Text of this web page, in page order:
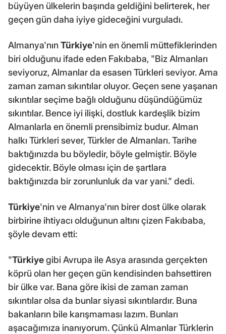
büyüyen ülkelerin başında geldiğini belirterek, her
geçen gün daha iyiye gideceğini vurguladı.
Almanya'nınTürkiye'nin en önemli müttefiklerinden
biri olduğunu ifade eden Fakıbaba, "Biz Almanları
seviyoruz, Almanlar da esasen Türkleri seviyor. Ama
zaman zaman sıkıntılar oluyor. Geçen sene yaşanan
sıkıntılar seçime bağlı olduğunu düşündüğümüz
sıkıntılar. Bence iyi ilişki, dostluk kardeşlik bizim
Almanlarla en önemli prensibimiz budur. Alman
halkı Türkleri sever, Türkler de Almanları. Tarihe
baktığınızda bu böyledir, böyle gelmiştir. Böyle
gidecektir. Böyle olması için de şartlara
baktığınızda bir zorunlunluk da var yani." dedi.
Türkiye'nin ve Almanya'nın birer dost ülke olarak
birbirine ihtiyacı olduğunun altını çizen Fakıbaba,
şöyle devam etti:
"Türkiyegibi Avrupa ile Asya arasında gerçekten
köprü olan her geçen gün kendisinden bahsettiren
bir ülke var. Bana göre ikisi de zaman zaman
sıkıntılar olsa da bunlar siyasi sıkıntılardır. Buna
bakanların bile karışmaması lazım. Bunları
aşacağımıza inanıyorum. Çünkü Almanlar Türklerin